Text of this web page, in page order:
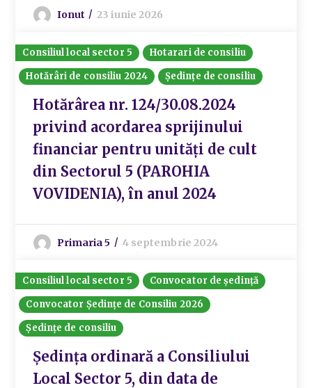
Ionut 23 iunie 2026
Consiliul local sector 5
Hotarari de consiliu
Hotărâri de consiliu 2024
Ședințe de consiliu
Hotărârea nr. 124/30.08.2024
privind acordarea sprijinului
financiar pentru unități de cult
din Sectorul 5 (PAROHIA
VOVIDENIA), în anul 2024
Primaria 5 4 septembrie 2024
Consiliul local sector 5
Convocator de ședință
Convocator Ședințe de Consiliu 2026
Ședințe de consiliu
Ședința ordinară a Consiliului
Local Sector 5, din data de